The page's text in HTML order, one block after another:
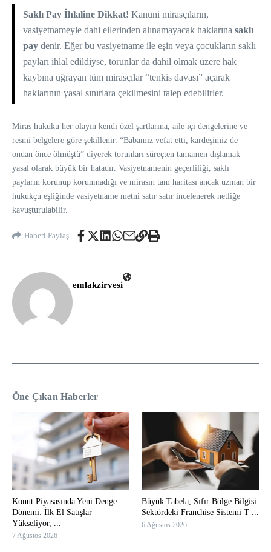
Saklı Pay İhlaline Dikkat! Kanuni mirasçıların,
vasiyetnameyle dahi ellerinden alınamayacak haklarına saklı
paydenir. Eğer bu vasiyetname ile eşin veya çocukların saklı
payları ihlal edildiyse, torunlar da dahil olmak üzere hak
kaybına uğrayan tüm mirasçılar “tenkis davası” açarak
haklarının yasal sınırlara çekilmesini talep edebilirler.
Miras hukuku her olayın kendi özel şartlarına, aile içi dengelerine ve
resmi belgelere göre şekillenir. “Babamız vefat etti, kardeşimiz de
ondan önce ölmüştü” diyerek torunları süreçten tamamen dışlamak
yasal olarak büyük bir hatadır. Vasiyetnamenin geçerliliği, saklı
payların korunup korunmadığı ve mirasın tam haritası ancak uzman bir
hukukçu eşliğinde vasiyetname metni satır satır incelenerek netliğe
kavuşturulabilir.
Haberi Paylaş
emlakzirvesi
Öne Çıkan Haberler
Konut Piyasasında Yeni Denge
Dönemi: İlk El Satışlar
Yükseliyor, ...
7 Ağustos 2026
Büyük Tabela, Sıfır Bölge Bilgisi:
Sektördeki Franchise Sistemi T ...
6 Ağustos 2026